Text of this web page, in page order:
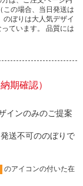
この場合、当日発送は
ぼりは大人気デザイ
ています。 品質には
期確認）
インのみのご提案
送不可ののぼりで
のアイコンの付いた在